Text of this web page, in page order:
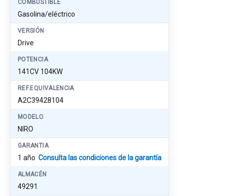
COMBUSTIBLE
Gasolina/eléctrico
VERSIÓN
Drive
POTENCIA
141CV 104KW
REF.EQUIVALENCIA
A2C39428104
MODELO
NIRO
GARANTIA
1 año Consulta las condiciones de la garantía
ALMACÉN
49291